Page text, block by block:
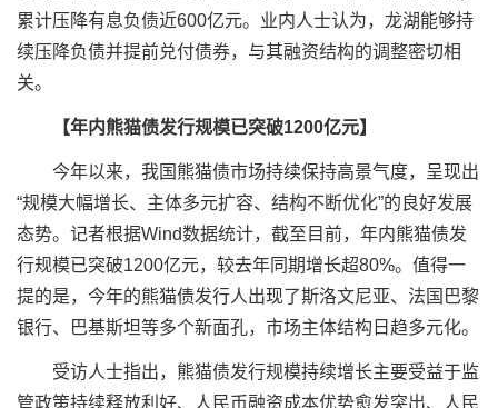
累计压降有息负债近600亿元。业内人士认为，龙湖能够持
续压降负债并提前兑付债券，与其融资结构的调整密切相
关。
【年内熊猫债发行规模已突破1200亿元】
今年以来，我国熊猫债市场持续保持高景气度，呈现出
“规模大幅增长、主体多元扩容、结构不断优化”的良好发展
态势。记者根据Wind数据统计，截至目前，年内熊猫债发
行规模已突破1200亿元，较去年同期增长超80%。值得一
提的是，今年的熊猫债发行人出现了斯洛文尼亚、法国巴黎
银行、巴基斯坦等多个新面孔，市场主体结构日趋多元化。
受访人士指出，熊猫债发行规模持续增长主要受益于监
管政策持续释放利好、人民币融资成本优势愈发突出、人民